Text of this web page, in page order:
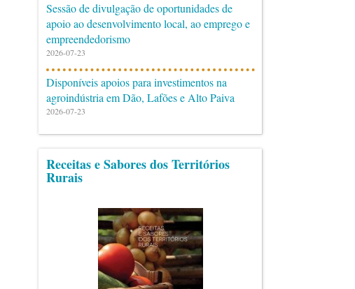
Sessão de divulgação de oportunidades de
apoio ao desenvolvimento local, ao emprego e
empreendedorismo
2026-07-23
Disponíveis apoios para investimentos na
agroindústria em Dão, Lafões e Alto Paiva
2026-07-23
Receitas e Sabores dos Territórios
Rurais